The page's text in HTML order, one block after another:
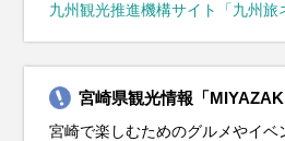
九州観光推進機構サイト「九州旅
宮崎県観光情報「
宮崎で楽しむためのグルメやイベ